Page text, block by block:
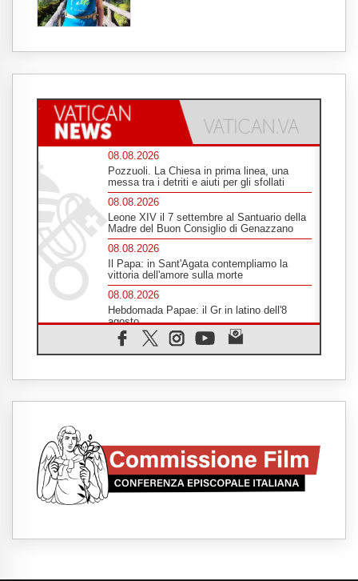
08.08.2026
Pozzuoli. La Chiesa in prima linea, una
messa tra i detriti e aiuti per gli sfollati
08.08.2026
Leone XIV il 7 settembre al Santuario della
Madre del Buon Consiglio di Genazzano
08.08.2026
Il Papa: in Sant'Agata contempliamo la
vittoria dell'amore sulla morte
08.08.2026
Hebdomada Papae: il Gr in latino dell'8
agosto
08.08.2026
Spin Time, Reina: Cristo non abita nei
senzatetto
08.08.2026
08.08.2026
Argentina, l'arcivescovo Colombo: "La
visita del Papa messaggio di pace e
dignità"